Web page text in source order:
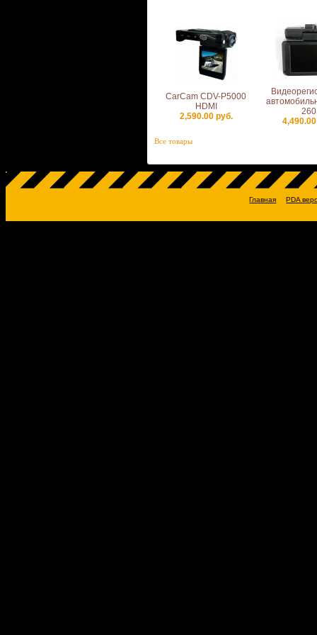
CarCam CDV-P5000
HDMI
2,590.00 руб.
260
Все товары
Главная PDA